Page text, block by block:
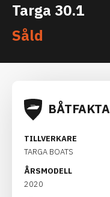
Targa 30.1
Såld
BÅTFAKTA
TILLVERKARE
TARGA BOATS
ÅRSMODELL
2020